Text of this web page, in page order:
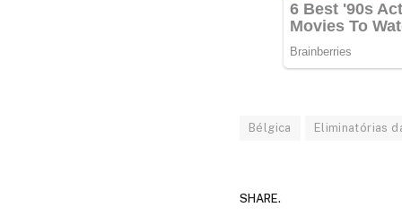
Bélgica Eliminatórias
SHARE.